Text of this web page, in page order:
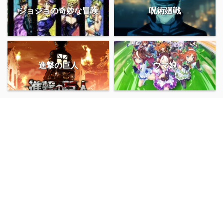
ジョジョの奇妙な冒険 呪術廻戦
進撃の巨人 ウマ娘